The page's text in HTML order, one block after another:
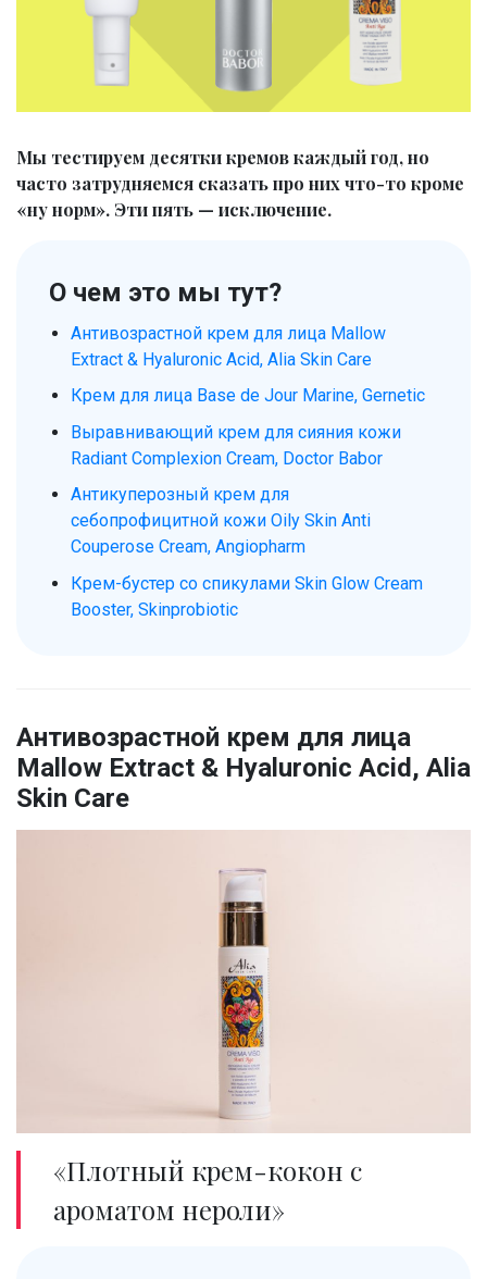
Мы тестируем десятки кремов каждый год, но
часто затрудняемся сказать про них что-то кроме
«ну норм». Эти пять — исключение.
О чем это мы тут?
Антивозрастной крем для лица Mallow
Extract & Hyaluronic Acid, Alia Skin Care
Крем для лица Base de Jour Marine, Gernetic
Выравнивающий крем для сияния кожи
Radiant Complexion Cream, Doctor Babor
Антикуперозный крем для
себопрофицитной кожи Oily Skin Anti
Couperose Cream, Angiopharm
Крем-бустер со спикулами Skin Glow Cream
Booster, Skinprobiotic
Антивозрастной крем для лица
Mallow Extract & Hyaluronic Acid, Alia
Skin Care
«Плотный крем-кокон с
ароматом нероли»